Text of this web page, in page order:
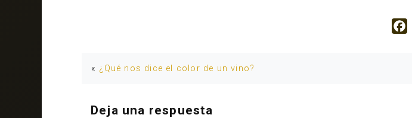
« ¿Qué nos dice el color de un vino?
Deja una respuesta